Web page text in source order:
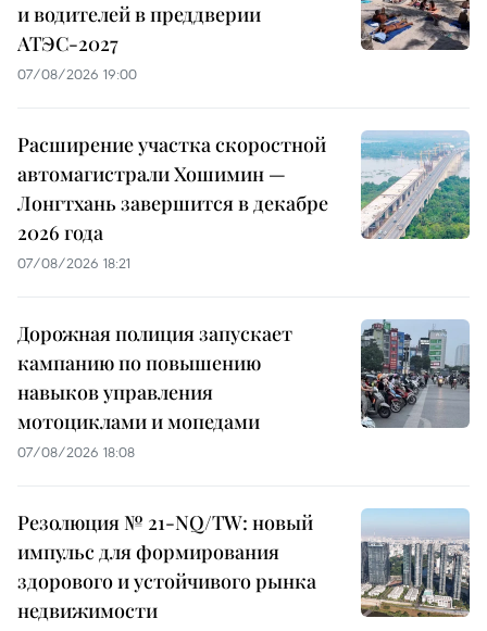
и водителей в преддверии
АТЭС-2027
07/08/2026 19:00
Расширение участка скоростной
автомагистрали Хошимин —
Лонгтхань завершится в декабре
2026 года
07/08/2026 18:21
Дорожная полиция запускает
кампанию по повышению
навыков управления
мотоциклами и мопедами
07/08/2026 18:08
Резолюция № 21-NQ/TW: новый
импульс для формирования
здорового и устойчивого рынка
недвижимости